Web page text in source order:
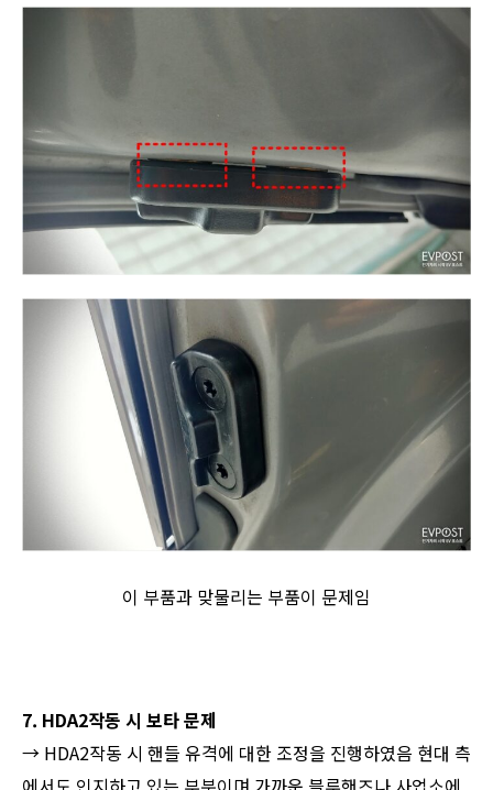
이 부품과 맞물리는 부품이 문제임
7. HDA2작동 시 보타 문제
→ HDA2작동 시 핸들 유격에 대한 조정을 진행하였음 현대 측